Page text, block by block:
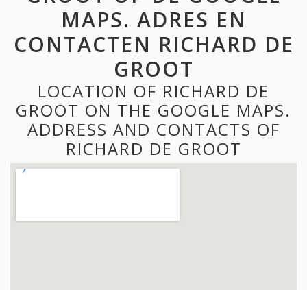
MAPS. ADRES EN
CONTACTEN RICHARD DE
GROOT
LOCATION OF RICHARD DE
GROOT ON THE GOOGLE MAPS.
ADDRESS AND CONTACTS OF
RICHARD DE GROOT